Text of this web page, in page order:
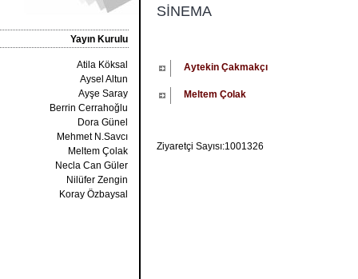
Yayın Kurulu
Atila Köksal
Aysel Altun
Ayşe Saray
Berrin Cerrahoğlu
Dora Günel
Mehmet N.Savcı
Meltem Çolak
Necla Can Güler
Nilüfer Zengin
Koray Özbaysal
SİNEMA
Aytekin Çakmakçı
Meltem Çolak
Ziyaretçi Sayısı:1001326